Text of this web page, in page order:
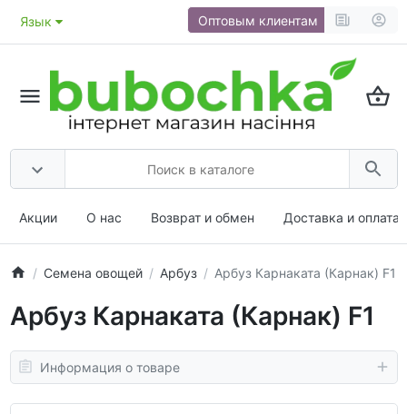
Язык Оптовым клиентам
Акции О нас Возврат и обмен Доставка и оплата
Семена овощей Арбуз Арбуз Карнаката (Карнак) F1
Арбуз Карнаката (Карнак) F1
Информация о товаре